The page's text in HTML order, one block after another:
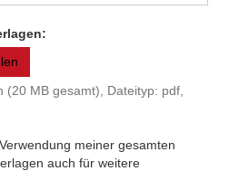
:
(20 MB gesamt), Dateityp: pdf,
meiner gesamten
auch für weitere